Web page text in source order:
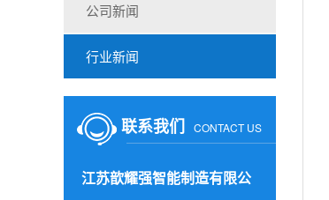
公司新闻
行业新闻
联系我们 CONTACT US
江苏歆耀强智能制造有限公